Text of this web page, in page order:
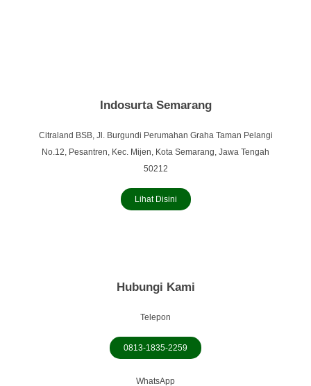
Indosurta Semarang
Citraland BSB, Jl. Burgundi Perumahan Graha Taman Pelangi
No.12, Pesantren, Kec. Mijen, Kota Semarang, Jawa Tengah
50212
Lihat Disini
Hubungi Kami
Telepon
0813-1835-2259
WhatsApp